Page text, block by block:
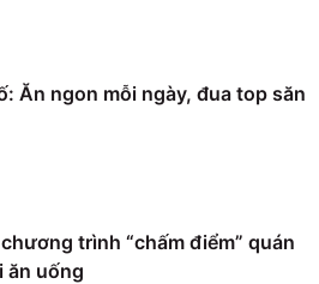
Ăn ngon mỗi ngày, đua top săn
trình “chấm điểm” quán
ăn uống